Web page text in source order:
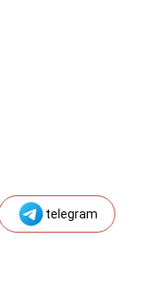
telegram